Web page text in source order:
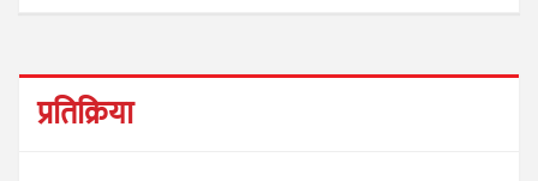
प्रतिक्रिया